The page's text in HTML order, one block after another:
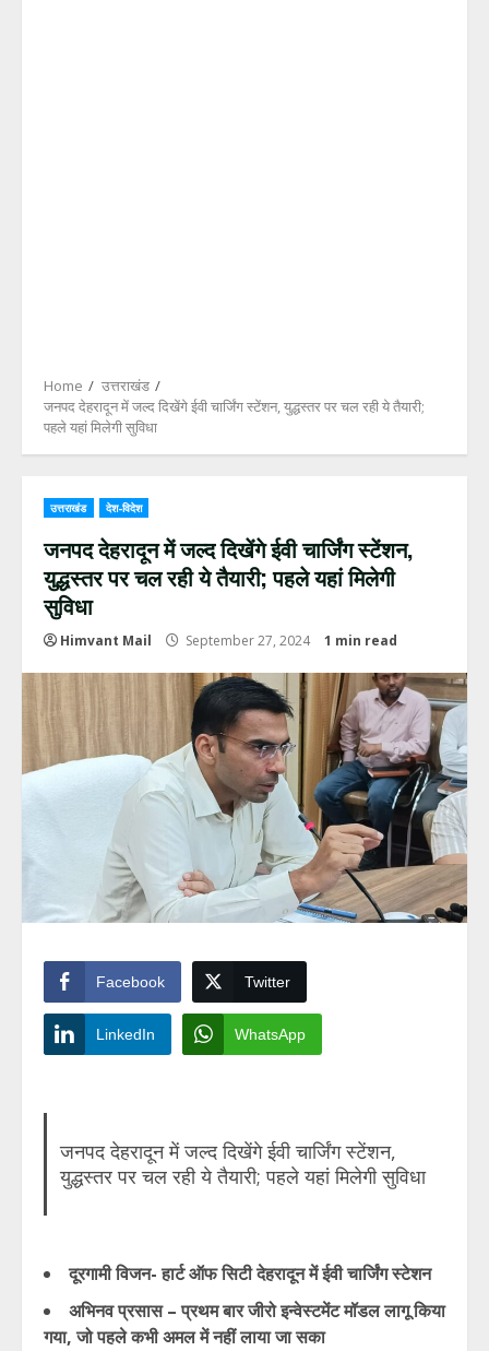
Home
उत्तराखंड
जनपद देहरादून में जल्द दिखेंगे ईवी चार्जिंग स्टेंशन, युद्धस्तर पर चल रही ये तैयारी;
पहले यहां मिलेगी सुविधा
उत्तराखंड देश-विदेश
जनपद देहरादून में जल्द दिखेंगे ईवी चार्जिंग स्टेंशन,
युद्धस्तर पर चल रही ये तैयारी; पहले यहां मिलेगी
सुविधा
Himvant Mail September 27, 2024 1 min read
Facebook Twitter
LinkedIn WhatsApp
जनपद देहरादून में जल्द दिखेंगे ईवी चार्जिंग स्टेंशन,
युद्धस्तर पर चल रही ये तैयारी; पहले यहां मिलेगी सुविधा
दूरगामी विजन- हार्ट ऑफ सिटी देहरादून में ईवी चार्जिंग स्टेशन
अभिनव प्रसास – प्रथम बार जीरो इन्वेस्टमेंट मॉडल लागू किया
गया, जो पहले कभी अमल में नहीं लाया जा सका